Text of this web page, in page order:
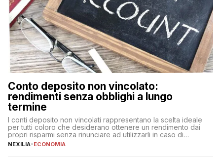
Conto deposito non vincolato:
rendimenti senza obblighi a lungo
termine
I conti deposito non vincolati rappresentano la scelta ideale
per tutti coloro che desiderano ottenere un rendimento dai
propri risparmi senza rinunciare ad utilizzarli in caso di
necessità. A differenza delle forme vincolate tradizionali,
NEXILIA-ECONOMIA